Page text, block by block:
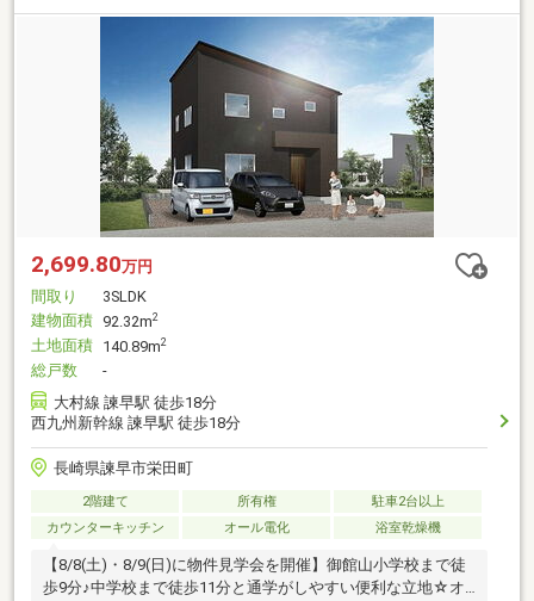
2,699.80万円
間取り
3SLDK
建物面積 92.32m2
土地面積 140.89m2
総戸数
-
大村線 諫早駅 徒歩18分
西九州新幹線 諫早駅 徒歩18分
長崎県諫早市栄田町
2階建て 所有権
駐車2台以上
カウンターキッチン
オール電化 浴室乾燥機
【8/8(土)・8/9(日)に物件見学会を開催】御館山小学校まで徒
歩9分♪中学校まで徒歩11分と通学がしやすい便利な立地☆オ